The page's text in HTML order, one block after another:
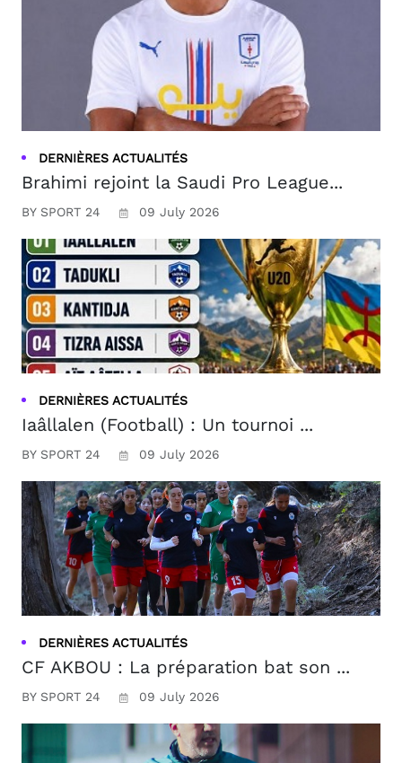
DERNIÈRES ACTUALITÉS
Brahimi rejoint la Saudi Pro League...
BY SPORT 24 09 July 2026
DERNIÈRES ACTUALITÉS
Iaâllalen (Football) : Un tournoi ...
BY SPORT 24 09 July 2026
DERNIÈRES ACTUALITÉS
CF AKBOU : La préparation bat son ...
BY SPORT 24 09 July 2026